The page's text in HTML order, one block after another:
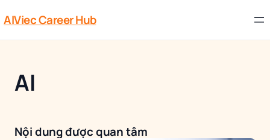
AIViec Career Hub
AI
Nội dung được quan tâm